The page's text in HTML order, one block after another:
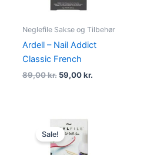
Neglefile Sakse og Tilbehør
Ardell – Nail Addict
Classic French
89,00kr. 59,00kr.
Sale!
Original
price
was:
200,00 kr..